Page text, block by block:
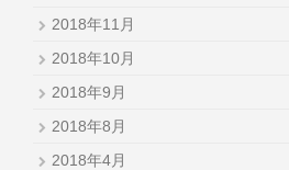
2018年11月
2018年10月
2018年9月
2018年8月
2018年4月